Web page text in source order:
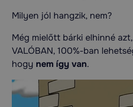
Milyen jól hangzik, nem?
Még mielőtt bárki elhinné
VALÓBAN, 100%-ban
hogy nem így van.